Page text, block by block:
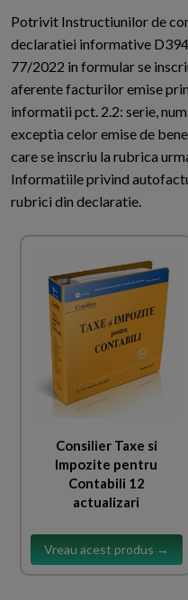
Potrivit Instructiunilor de
declaratiei informative
77/2022 in formular se
aferente facturilor emise
informatii pct. 2.2: serie,
exceptia celor emise de
care se inscriu la rubrica
Informatiile privind
rubrici din declaratie.
Consilier Taxe si
Impozite pentru
Contabili 12
actualizari
Vreau acest produs →